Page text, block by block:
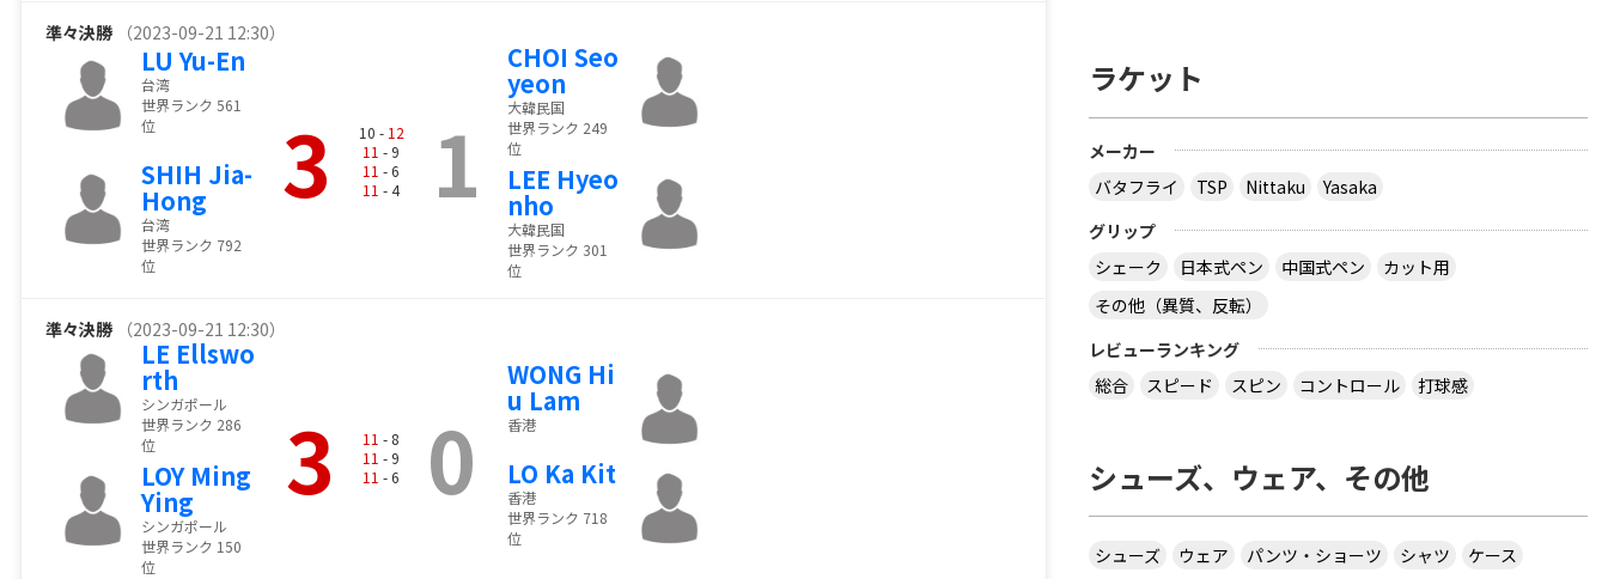
準々決勝 （2023-09-21 12:30）
LU Yu-En
台湾
世界ランク 561
位
SHIH Jia-
Hong
台湾
世界ランク 792
位
3 10 - 12
11 - 9
11 - 6
11 - 4 1
CHOI Seo
yeon
大韓民国
世界ランク 249
位
LEE Hyeo
nho
大韓民国
世界ランク 301
位
準々決勝 （2023-09-21 12:30）
LE Ellswo
rth
シンガポール
世界ランク 286
位
LOY Ming
Ying
シンガポール
世界ランク 150
位
3 11 - 8
11 - 9
11 - 6 0
WONG Hi
u Lam
香港
LO Ka Kit
香港
世界ランク 718
位
ラケット
メーカー
バタフライ
TSP Nittaku
Yasaka
グリップ
シェーク
日本式ペン 中国式ペン
カット用
その他（異質、反転）
レビューランキング
総合
スピード スピン コントロール 打球感
シューズ、ウェア、その他
シューズ ウェア パンツ・ショーツ シャツ
ケース